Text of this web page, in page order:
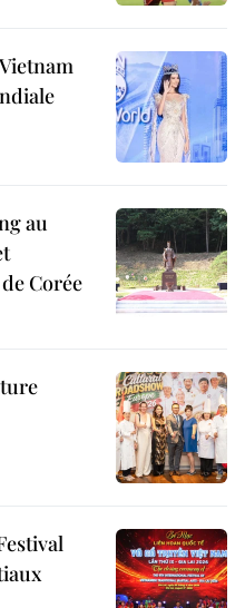
au
Corée